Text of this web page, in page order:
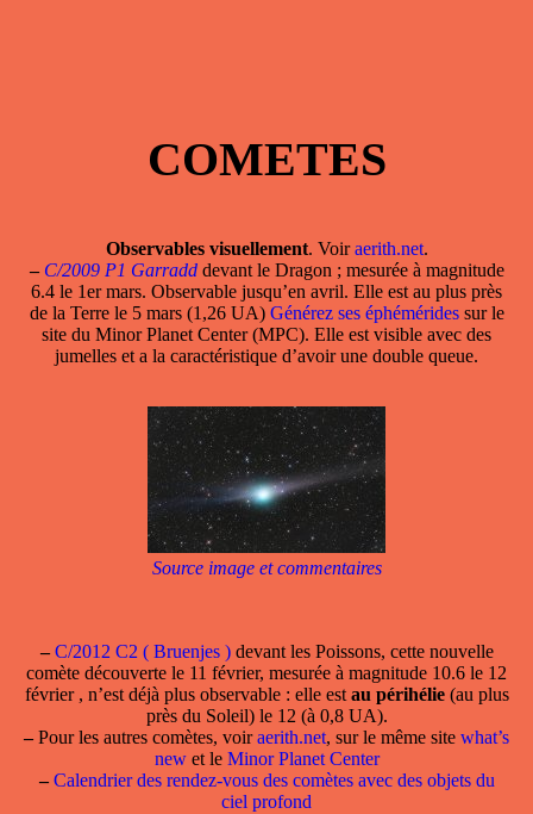
COMETES
Observables visuellement. Voiraerith.net.
– C/2009 P1 Garradddevant le Dragon ; mesurée à magnitude
6.4 le 1er mars. Observable jusqu’en avril. Elle est au plus près
de la Terre le 5 mars (1,26 UA) Générez ses éphéméridessur le
site du Minor Planet Center (MPC). Elle est visible avec des
jumelles et a la caractéristique d’avoir une double queue.
Source image et commentaires
– C/2012 C2 ( Bruenjes )devant les Poissons, cette nouvelle
comète découverte le 11 février, mesurée à magnitude 10.6 le 12
février , n’est déjà plus observable : elle est au périhélie (au plus
près du Soleil) le 12 (à 0,8 UA).
–Pour les autres comètes, voiraerith.net, sur le même site what’s
newet le Minor Planet Center
– Calendrier des rendez-vous des comètes avec des objets du
ciel profond